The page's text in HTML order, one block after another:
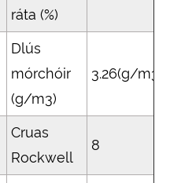
ráta (%)
Dlús
mórchóir
(g/m3)
3.26(g/m3)
Cruas
Rockwell
8